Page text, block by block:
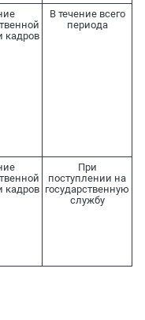
кадров
В течение всего
периода
кадров
При
поступлении на
государственную
службу